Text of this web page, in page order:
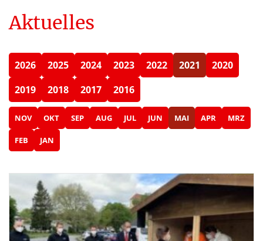
Aktuelles
2026 2025 2024 2023 2022 2021
2020
2019
2018 2017 2016
NOV OKT SEP AUG JUL JUN MAI APR MRZ
FEB JAN